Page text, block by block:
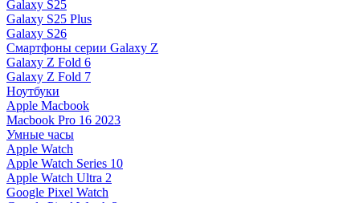
Galaxy S25
Galaxy S25 Plus
Galaxy S26
Смартфоны серии Galaxy Z
Galaxy Z Fold 6
Galaxy Z Fold 7
Ноутбуки
Apple Macbook
Macbook Pro 16 2023
Умные часы
Apple Watch
Apple Watch Series 10
Apple Watch Ultra 2
Google Pixel Watch